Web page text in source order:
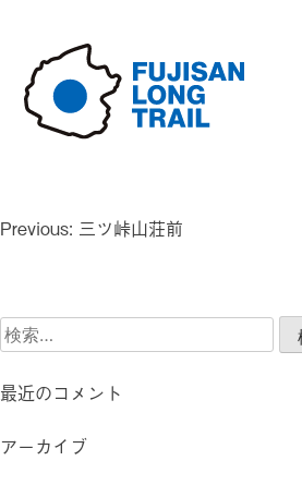
content
投
ゲ
シ
ン
Previous: 三ツ峠山荘前
検
索:
最近のコメント
アーカイブ